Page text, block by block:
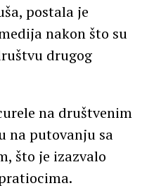
postala je
nakon što su
drugog
na društvenim
na putovanju sa
što je izazvalo